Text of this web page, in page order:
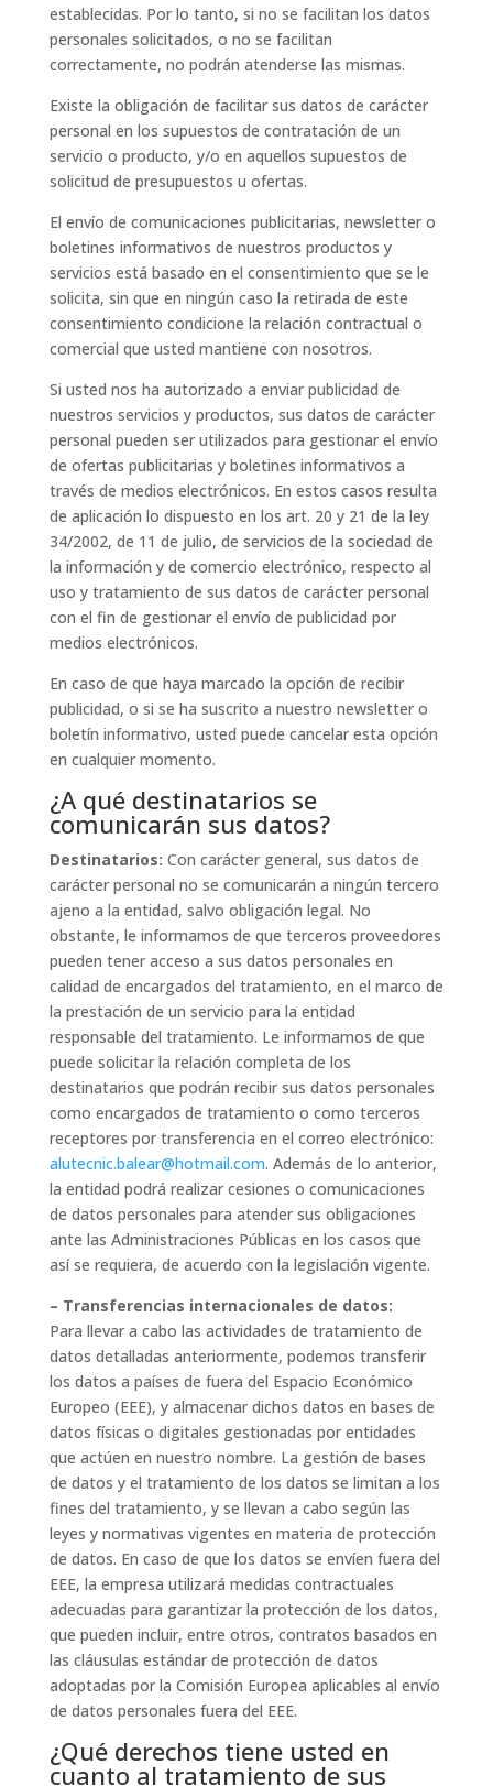
establecidas. Por lo tanto, si no se facilitan los datos
personales solicitados, o no se facilitan
correctamente, no podrán atenderse las mismas.
Existe la obligación de facilitar sus datos de carácter
personal en los supuestos de contratación de un
servicio o producto, y/o en aquellos supuestos de
solicitud de presupuestos u ofertas.
El envío de comunicaciones publicitarias, newsletter o
boletines informativos de nuestros productos y
servicios está basado en el consentimiento que se le
solicita, sin que en ningún caso la retirada de este
consentimiento condicione la relación contractual o
comercial que usted mantiene con nosotros.
Si usted nos ha autorizado a enviar publicidad de
nuestros servicios y productos, sus datos de carácter
personal pueden ser utilizados para gestionar el envío
de ofertas publicitarias y boletines informativos a
través de medios electrónicos. En estos casos resulta
de aplicación lo dispuesto en los art. 20 y 21 de la ley
34/2002, de 11 de julio, de servicios de la sociedad de
la información y de comercio electrónico, respecto al
uso y tratamiento de sus datos de carácter personal
con el fin de gestionar el envío de publicidad por
medios electrónicos.
En caso de que haya marcado la opción de recibir
publicidad, o si se ha suscrito a nuestro newsletter o
boletín informativo, usted puede cancelar esta opción
en cualquier momento.
¿A qué destinatarios se
comunicarán sus datos?
Destinatarios: Con carácter general, sus datos de
carácter personal no se comunicarán a ningún tercero
ajeno a la entidad, salvo obligación legal. No
obstante, le informamos de que terceros proveedores
pueden tener acceso a sus datos personales en
calidad de encargados del tratamiento, en el marco de
la prestación de un servicio para la entidad
responsable del tratamiento. Le informamos de que
puede solicitar la relación completa de los
destinatarios que podrán recibir sus datos personales
como encargados de tratamiento o como terceros
receptores por transferencia en el correo electrónico:
alutecnic.balear@hotmail.com. Además de lo anterior,
la entidad podrá realizar cesiones o comunicaciones
de datos personales para atender sus obligaciones
ante las Administraciones Públicas en los casos que
así se requiera, de acuerdo con la legislación vigente.
– Transferencias internacionales de datos:
Para llevar a cabo las actividades de tratamiento de
datos detalladas anteriormente, podemos transferir
los datos a países de fuera del Espacio Económico
Europeo (EEE), y almacenar dichos datos en bases de
datos físicas o digitales gestionadas por entidades
que actúen en nuestro nombre. La gestión de bases
de datos y el tratamiento de los datos se limitan a los
fines del tratamiento, y se llevan a cabo según las
leyes y normativas vigentes en materia de protección
de datos. En caso de que los datos se envíen fuera del
EEE, la empresa utilizará medidas contractuales
adecuadas para garantizar la protección de los datos,
que pueden incluir, entre otros, contratos basados en
las cláusulas estándar de protección de datos
adoptadas por la Comisión Europea aplicables al envío
de datos personales fuera del EEE.
¿Qué derechos tiene usted en
cuanto al tratamiento de sus